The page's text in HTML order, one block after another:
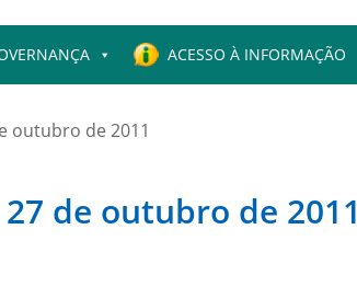
ACESSO À INFORMAÇÃO
outubro de 2011
27 de outubro de 2011